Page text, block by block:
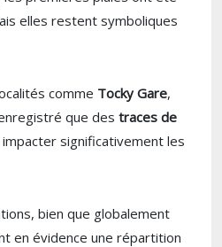
elles restent symboliques
comme Tocky Gare,
que des traces de
significativement les
bien que globalement
en évidence une répartition